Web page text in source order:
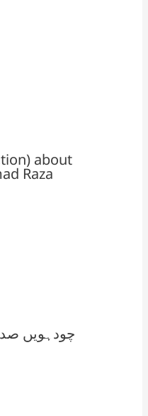
about
Raza
چودہویں